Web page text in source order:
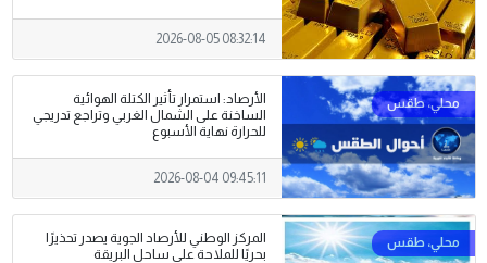
2026-08-05 08:32:14
الأرصاد: استمرار تأثير الكتلة الهوائية
الساخنة على الشمال الغربي وتراجع تدريجي
للحرارة نهاية الأسبوع
2026-08-04 09:45:11
المركز الوطني للأرصاد الجوية يصدر تحذيرًا
بحريًا للملاحة على ساحل البريقة